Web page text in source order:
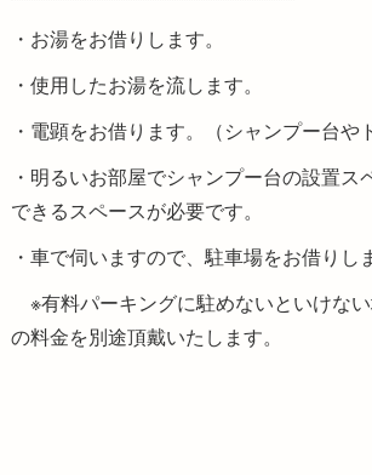
・お湯をお借りします。
・使用したお湯を流します。
・電顕をお借ります。（シャンプー台や
・明るいお部屋でシャンプー台の設置ス
できるスペースが必要です。
・車で伺いますので、駐車場をお借りし
※有料パーキングに駐めないといけな
の料金を別途頂戴いたします。